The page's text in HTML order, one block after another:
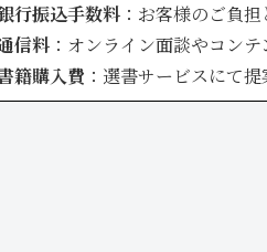
行振込手数料 ：お客様のご負担
信料 ：オンライン面談やコン
籍購入費 ：選書サービスにて